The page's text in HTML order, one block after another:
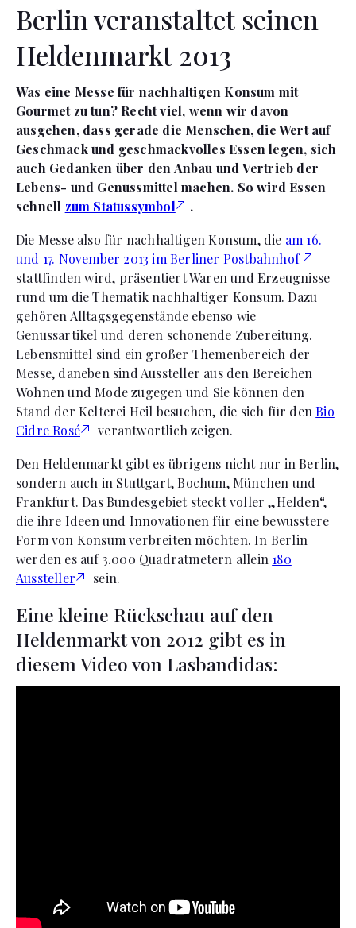
Berlin veranstaltet seinen
Heldenmarkt 2013
Was eine Messe für nachhaltigen Konsum mit
Gourmet zu tun? Recht viel, wenn wir davon
ausgehen, dass gerade die Menschen, die Wert auf
Geschmack und geschmackvolles Essen legen, sich
auch Gedanken über den Anbau und Vertrieb der
Lebens- und Genussmittel machen. So wird Essen
schnell zum Statussymbol
.
Die Messe also für nachhaltigen Konsum, die am 16.
und 17. November 2013 im Berliner Postbahnhof
stattfinden wird, präsentiert Waren und Erzeugnisse
rund um die Thematik nachhaltiger Konsum. Dazu
gehören Alltagsgegenstände ebenso wie
Genussartikel und deren schonende Zubereitung.
Lebensmittel sind ein großer Themenbereich der
Messe, daneben sind Aussteller aus den Bereichen
Wohnen und Mode zugegen und Sie können den
Stand der Kelterei Heil besuchen, die sich für denBio
Cidre Rosé
verantwortlich zeigen.
Den Heldenmarkt gibt es übrigens nicht nur in Berlin,
sondern auch in Stuttgart, Bochum, München und
Frankfurt. Das Bundesgebiet steckt voller „Helden“,
die ihre Ideen und Innovationen für eine bewusstere
Form von Konsum verbreiten möchten. In Berlin
werden es auf 3.000 Quadratmetern allein 180
Aussteller
sein.
Eine kleine Rückschau auf den
Heldenmarkt von 2012 gibt es in
diesem Video von Lasbandidas: